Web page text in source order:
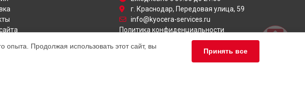
г. Краснодар, Передовая улица, 59
info@kyocera-services.ru
Политика конфиденциальности
Способы оплаты
опыта. Продолжая использовать этот сайт, вы
Принять все